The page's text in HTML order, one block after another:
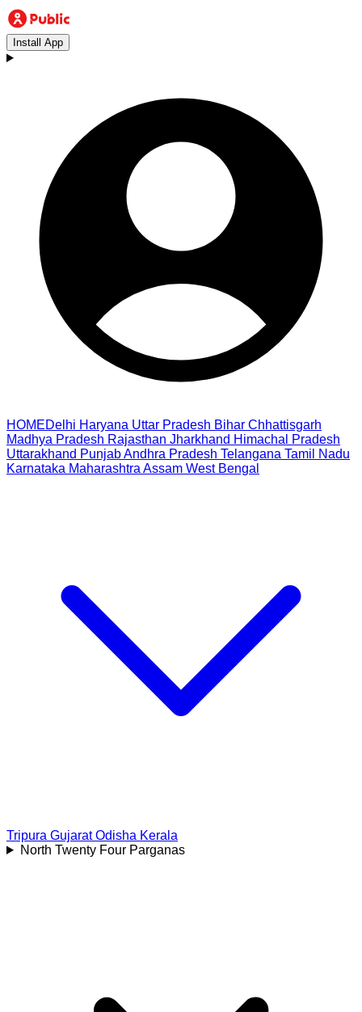
Install App
HOMEDelhi Haryana Uttar Pradesh Bihar Chhattisgarh
Madhya Pradesh Rajasthan Jharkhand Himachal Pradesh
Uttarakhand PunjabAndhra Pradesh Telangana Tamil Nadu
Karnataka Maharashtra Assam West Bengal
Tripura Gujarat Odisha Kerala
North Twenty Four Parganas